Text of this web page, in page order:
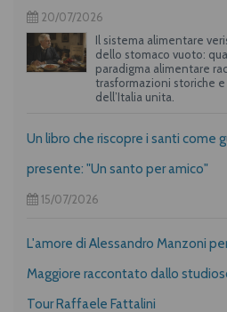
20/07/2026
Il sistema alimentare
dello stomaco vuoto:
paradigma alimentare
trasformazioni storiche e
dell’Italia unita.
Un libro che riscopre i santi come
presente: "Un santo per amico"
15/07/2026
L'amore di Alessandro Manzoni
Maggiore raccontato dallo
Tour Raffaele Fattalini